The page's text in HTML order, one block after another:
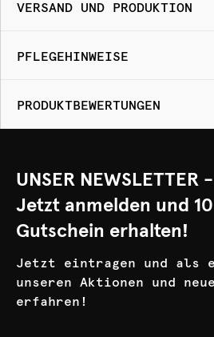
VERSAND UND PRODUKTION
PFLEGEHINWEISE
PRODUKTBEWERTUNGEN
UNSER NEWSLETTER -
Jetzt anmelden und
Gutschein erhalten!
Jetzt eintragen und als
unseren Aktionen und
erfahren!